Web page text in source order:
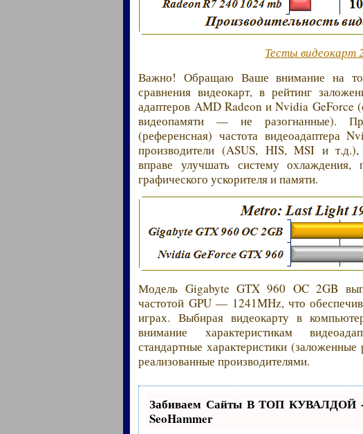
Тесты видеокарт
Важно! Обращаю Ваше внимание на
сравнения видеокарт, в рейтинг
адаптеров AMD Radeon и Nvidia GeForce
видеопамяти — не разогнанные).
(референсная) частота видеоадаптера
производители (ASUS, HIS, MSI и т.д.),
вправе улучшать систему
графического ускорителя и памяти.
Модель Gigabyte GTX 960 OC 2GB
частотой GPU — 1241MHz, что
играх. Выбирая видеокарту в
внимание характеристикам
стандартные характеристики
реализованные производителями.
Забиваем Сайты В ТОП КУВАЛДОЙ -
SeoHammer